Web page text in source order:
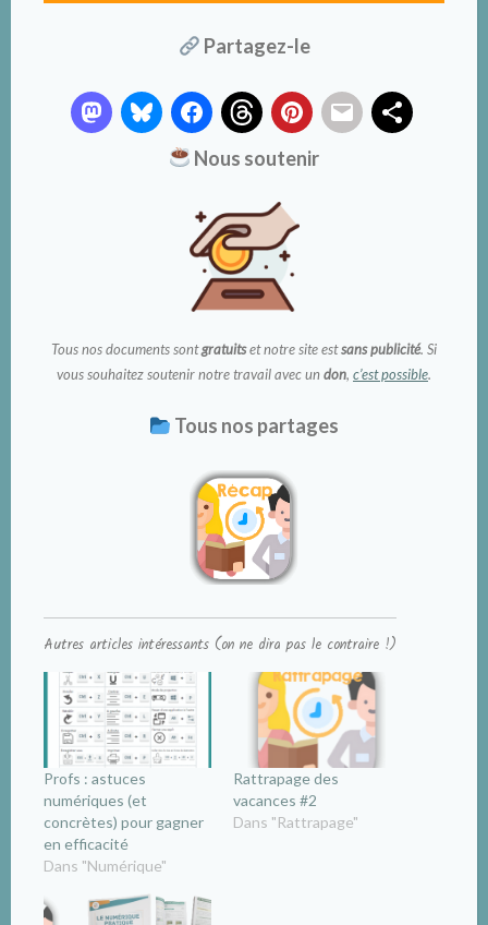
Partagez-le
Nous soutenir
Tous nos documents sontgratuitset notre site estsans publicité. Si
vous souhaitez soutenir notre travail avec undon, c’est possible.
Tous nos partages
Autres articles intéressants (on ne dira pas le contraire !)
Profs : astuces
numériques (et
concrètes) pour gagner
en efficacité
Dans "Numérique"
Rattrapage des
vacances #2
Dans "Rattrapage"